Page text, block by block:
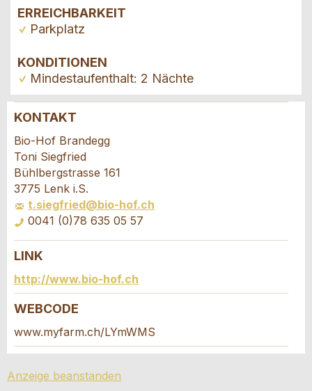
ERREICHBARKEIT
Parkplatz
KONDITIONEN
Mindestaufenthalt: 2 Nächte
Anzeige beanstanden
Ihr Feedback wird sehr geschätzt!
Allgemeines Feedback
Anzeige nicht mehr gültig
Anzeige unvollständig
Anzeige weiterempfehlen
Empfehlen Sie diese Anzeige an Freunde weiter.
KONTAKT
Bio-Hof Brandegg
Toni Siegfried
Bühlbergstrasse 161
3775 Lenk i.S.
t.siegfried@bio-hof.ch
0041 (0)78 635 05 57
Buchungsanfrage
Verfassen Sie eine Nachricht für die
Kontaktpersonen dieser Anzeige.
LINK
http://www.bio-hof.ch
WEBCODE
www.myfarm.ch/LYmWMS
Anzeige beanstanden